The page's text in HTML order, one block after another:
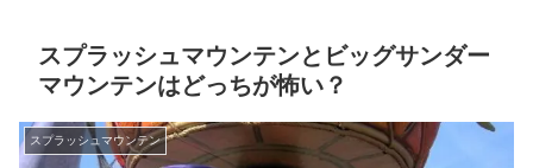
スプラッシュマウンテンとビッグサンダー
マウンテンはどっちが怖い？
スプラッシュマウンテン